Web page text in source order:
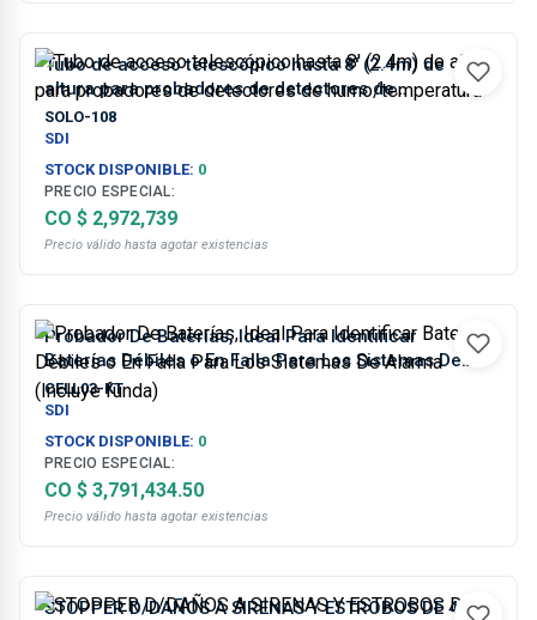
Tubo de acceso telescópico hasta 8' (2.4m) de
altura para probadores de detectores de
humo/temperatura
SOLO-108
SDI
STOCK DISPONIBLE: 0
PRECIO ESPECIAL:
CO $ 2,972,739
Precio válido hasta agotar existencias
Probador De Baterías, Ideal Para Identificar
Baterías Débiles o En Falla Para Los Sistemas De
Alarma (Incluye funda)
CELL03-KT
SDI
STOCK DISPONIBLE: 0
PRECIO ESPECIAL:
CO $ 3,791,434.50
Precio válido hasta agotar existencias
STOPPER D/DAÑOS A SIRENAS Y ESTROBOS DE 4 IN